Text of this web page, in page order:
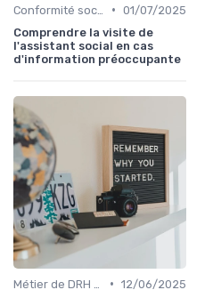
• 01/07/2025
Comprendre la visite de
l'assistant social en cas
d'information préoccupante
• 12/06/2025